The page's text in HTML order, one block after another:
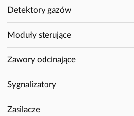
Detektory gazów
Moduły sterujące
Zawory odcinające
Sygnalizatory
Zasilacze